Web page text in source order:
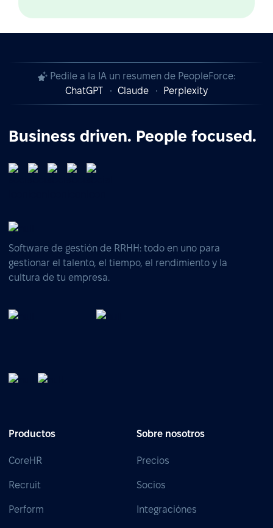
Pedile a la IA un resumen de PeopleForce:
ChatGPT
Claude Perplexity
Business driven. People focused.
Software de gestión de RRHH: todo en uno para
gestionar el talento, el tiempo, el rendimiento y la
cultura de tu empresa.
Productos
CoreHR
Recruit
Perform
Sobre nosotros
Precios
Socios
Integraciónes